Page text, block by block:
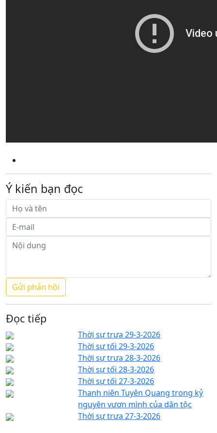
Ý kiến bạn đọc
Đọc tiếp
Thời sự trưa 29-3-2026
Thời sự tối 29-3-2026
Thời sự trưa 28-3-2026
Thời sự tối 28-3-2026
Thời sự tối 27-3-2026
Thanh niên Tuyên Quang trong kỷ
nguyên vươn mình của dân tộc
Thời sự trưa 27-3-2026